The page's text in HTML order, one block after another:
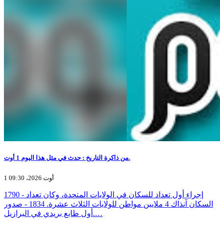
من ذاكرة التاريخ : حدث في مثل هذا اليوم 1 أوت.
1 أوت 2026، 09:30
1790 - إجراء أول تعداد للسكان في الولايات المتحدة، وكان تعداد
السكان آنذاك 4 ملايين مواطن للولايات الثلاث عشرة. 1834 - صدور
أول طابع بريدي في البرازيل.…